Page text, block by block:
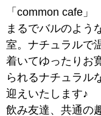
「common cafe」
まるでバルのよう
室。 ナチュラルで
着いてゆったりお
られるナチュラル
迎えいたします♪
飲み友達、共通の